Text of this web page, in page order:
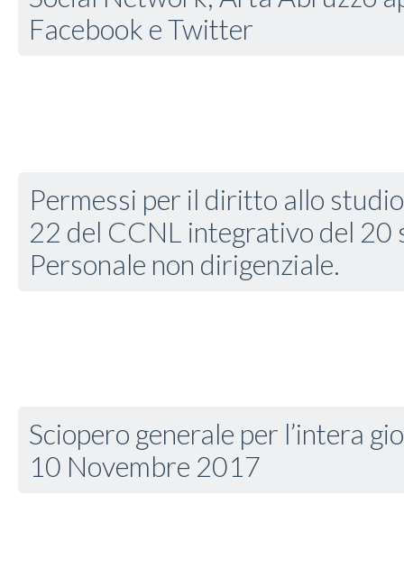
Facebook e Twitter
Permessi per il diritto allo
22 del CCNL integrativo del
Personale non dirigenziale.
Sciopero generale per l’intera
10 Novembre 2017